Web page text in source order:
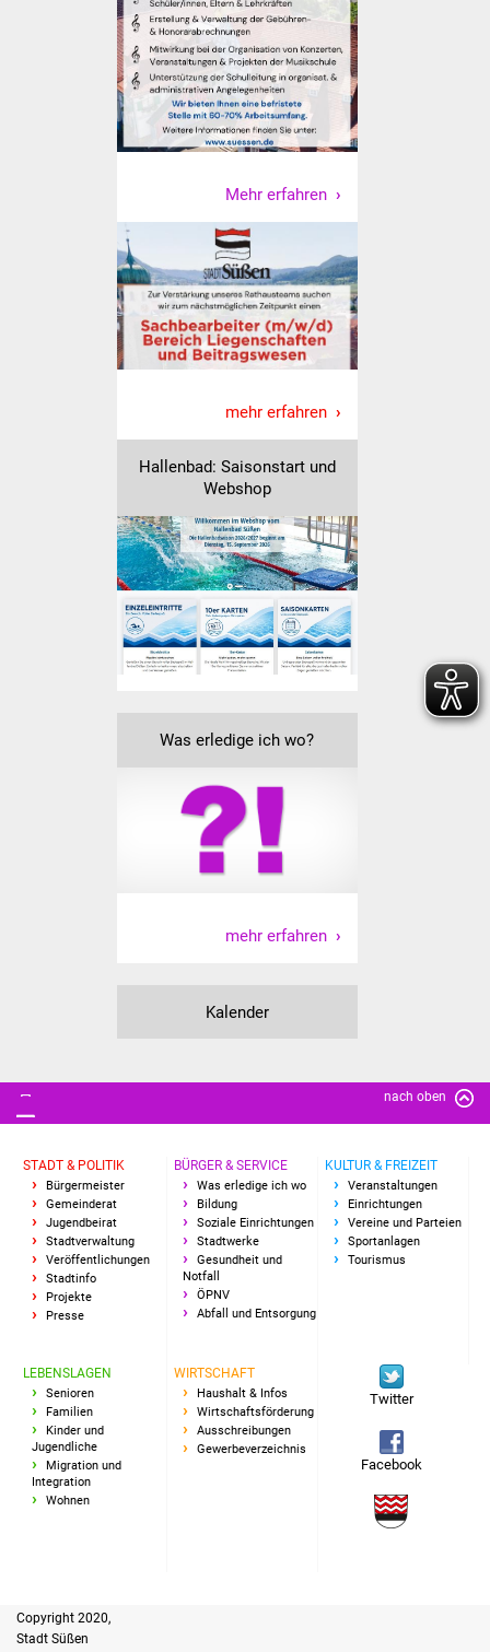
Kinder- und
Familienzentrum
Stadtwerke
Suenergie
NETZMonitor
Gesundheit und Notfall
Ärzte und Apotheken
Pflege von Angehörigen
Index
ÖPNV
Bürgerbus (MOBS)
Abfall und Entsorgung
Kultur & Freizeit
Veranstaltungen
Stadtfest
Ostermarkt
Einrichtungen
Stadtbücherei
Vereine und Parteien
Selbsteintrag Vereine
Tourismus
Erlebnisregion
Schwäbischer Albtrauf
Mehr erfahren
mehr erfahren
Hallenbad: Saisonstart und
Webshop
Was erledige ich wo?
mehr erfahren
Kalender
nach oben
STADT & POLITIK
Bürgermeister
Gemeinderat
Jugendbeirat
Stadtverwaltung
Veröffentlichungen
Stadtinfo
Projekte
Presse
BÜRGER & SERVICE
Was erledige ich wo
Bildung
Soziale Einrichtungen
Stadtwerke
Gesundheit und
Notfall
ÖPNV
Abfall und Entsorgung
KULTUR & FREIZEIT
Veranstaltungen
Einrichtungen
Vereine und Parteien
Sportanlagen
Tourismus
LEBENSLAGEN
Senioren
Familien
Kinder und
Jugendliche
Migration und
Integration
Wohnen
WIRTSCHAFT
Haushalt & Infos
Wirtschaftsförderung
Ausschreibungen
Gewerbeverzeichnis
Twitter
Facebook
Copyright 2020,
Stadt Süßen